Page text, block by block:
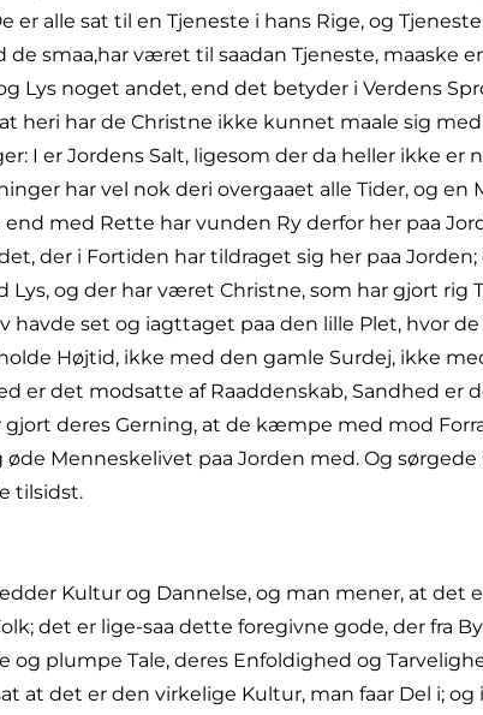
er alle sat til en Tjeneste i hans Rige, og
de smaa,har været til saadan Tjeneste,
Lys noget andet, end det betyder i Verdens
heri har de Christne ikke kunnet maale sig
I er Jordens Salt, ligesom der da heller ikke
har vel nok deri overgaaet alle Tider, og en
med Rette har vunden Ry derfor her paa
der i Fortiden har tildraget sig her paa
og der har været Christne, som har gjort
havde set og iagttaget paa den lille Plet, hvor
Højtid, ikke med den gamle Surdej, ikke
er det modsatte af Raaddenskab, Sandhed
gjort deres Gerning, at de kæmpe med mod
Menneskelivet paa Jorden med. Og
tilsidst.
Kultur og Dannelse, og man mener, at det
det er lige-saa dette foregivne gode, der fra
og plumpe Tale, deres Enfoldighed og
at det er den virkelige Kultur, man faar Del i;